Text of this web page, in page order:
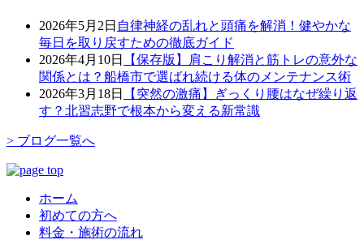
2026年5月2日 自律神経の乱れと頭痛を解消！健やかな
毎日を取り戻すための徹底ガイド
2026年4月10日
【保存版】肩こり解消と筋トレの意外な
関係とは？船橋市で選ばれ続ける体のメンテナンス術
2026年3月18日
【突然の激痛】ぎっくり腰はなぜ繰り返
す？北習志野で根本から変える新常識
> ブログ一覧へ
ホーム
初めての方へ
料金・施術の流れ